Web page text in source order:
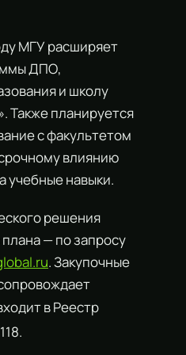
МГУ расширяет
ДПО,
и школу
Также планируется
с факультетом
влиянию
учебные навыки.
решения
— по запросу
. Закупочные
в Реестр